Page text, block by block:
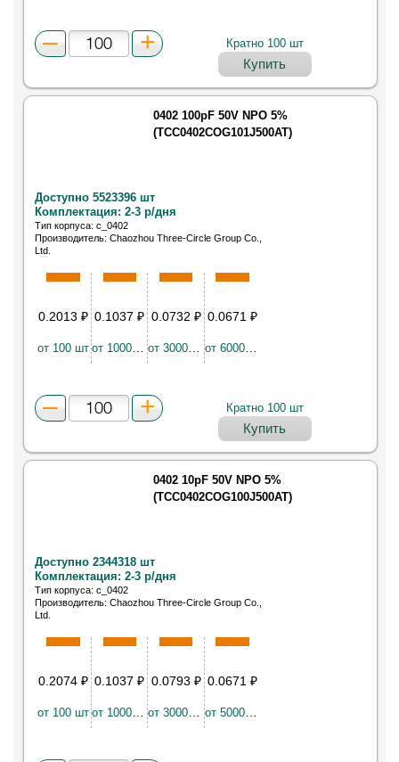
Кратно 100 шт
Купить
0402 100pF 50V NPO 5%
(TCC0402COG101J500AT)
Доступно 5523396 шт
Комплектация: 2-3 р/дня
Тип корпуса: c_0402
Производитель: Chaozhou Three-Circle Group Co.,
Ltd.
50В ±5%
0.2013 ₽
от 100 шт
0.1037₽
от 10000 шт
0.0732 ₽
от 30000 шт
0.0671 ₽
от 60000 шт
Кратно 100 шт
Купить
0402 10pF 50V NPO 5%
(TCC0402COG100J500AT)
Доступно 2344318 шт
Комплектация: 2-3 р/дня
Тип корпуса: c_0402
Производитель: Chaozhou Three-Circle Group Co.,
Ltd.
50В ±5%
0.2074 ₽
от 100 шт
0.1037₽
от 10000 шт
0.0793 ₽
от 30000 шт
0.0671 ₽
от 50000 шт